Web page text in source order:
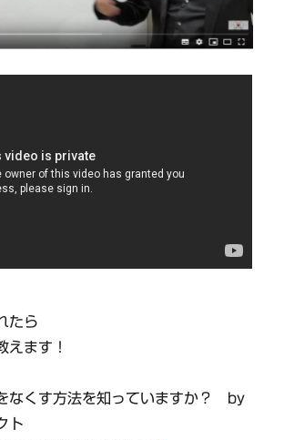
たら
えます！
なくす方法を知っていますか？ by
ト